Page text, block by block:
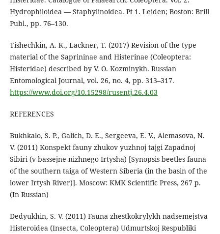
Hydrophiloidea — Staphylinoidea. Pt 1. Leiden; Boston: Brill
Publ., pp. 76–130.
Tishechkin, A. K., Lackner, T. (2017) Revision of the type
material of the Saprininae and Histerinae (Coleoptera:
Histeridae) described by V. O. Kozminykh. Russian
Entomological Journal, vol. 26, no. 4, pp. 313–317.
https://www.doi.org/10.15298/rusentj.26.4.03
REFERENCES
Bukhkalo, S. P., Galich, D. E., Sergeeva, E. V., Alemasova, N.
V. (2011) Konspekt fauny zhukov yuzhnoj tajgi Zapadnoj
Sibiri (v bassejne nizhnego Irtysha) [Synopsis beetles fauna
of the southern taiga of Western Siberia (in the basin of the
lower Irtysh River)]. Moscow: KMK Scientific Press, 267 p.
(In Russian)
Dedyukhin, S. V. (2011) Fauna zhestkokrylykh nadsemejstva
Histeroidea (Insecta, Coleoptera) Udmurtskoj Respubliki